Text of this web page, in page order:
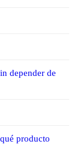
depender de
producto